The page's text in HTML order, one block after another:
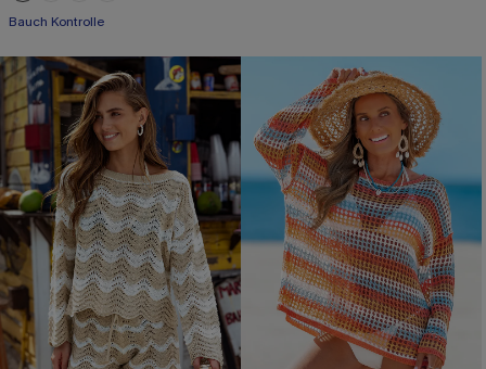
Bauch Kontrolle